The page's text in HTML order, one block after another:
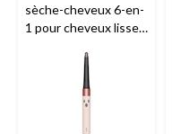
sèche-cheveux 6-en-
1 pour cheveux lisses
Airwrap i.d.,
céramique rose/or